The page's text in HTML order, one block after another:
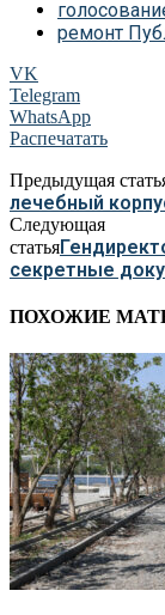
ремонт
VK
Telegram
WhatsApp
Распечатать
Предыдущая
лечебный
Следующая
статья
секретные
ПОХОЖИЕ